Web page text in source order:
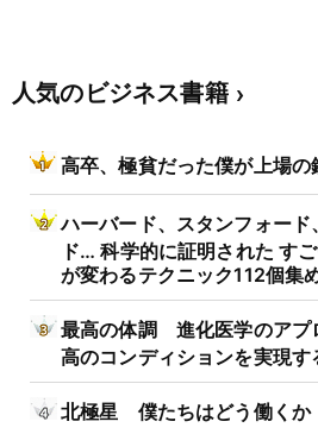
人気のビジネス書籍
高卒、極貧だった僕が上場の
ハーバード、スタンフォー
ド… 科学的に証明された す
が変わるテクニック112個集
最高の体調 進化医学のアプ
高のコンディションを実現す
北極星 僕たちはどう働くか